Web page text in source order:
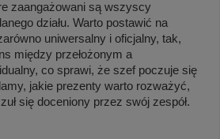
zaangażowani są wszyscy
działu. Warto postawić na
uniwersalny i oficjalny, tak,
między przełożonym a
co sprawi, że szef poczuje się
jakie prezenty warto rozważyć,
się doceniony przez swój zespół.